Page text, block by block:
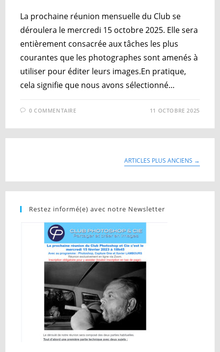
La prochaine réunion mensuelle du Club se
déroulera le mercredi 15 octobre 2025. Elle sera
entièrement consacrée aux tâches les plus
courantes que les photographes sont amenés à
utiliser pour éditer leurs images.En pratique,
cela signifie que nous avons sélectionné…
0 COMMENTAIRE 11 OCTOBRE 2025
ARTICLES PLUS ANCIENS →
Restez informé(e) avec notre Newsletter